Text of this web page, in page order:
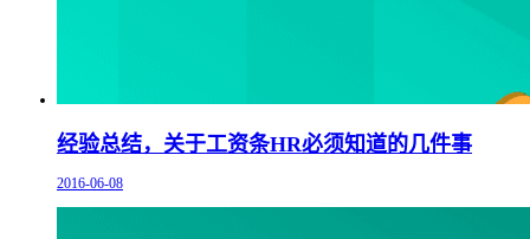
经验总结，关于工资条HR必须知道的几件事
2016-06-08